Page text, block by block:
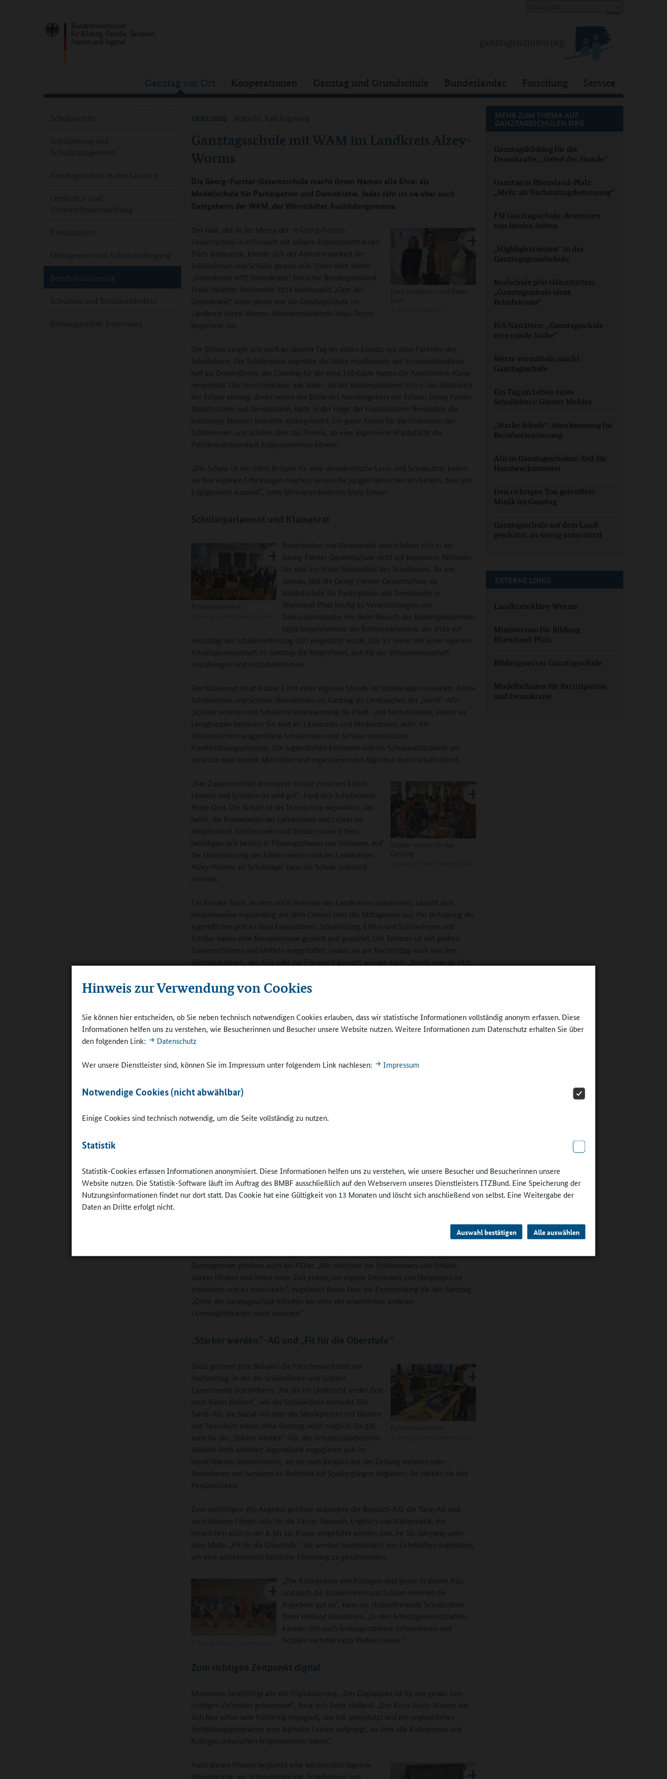
Hinweis zur Verwendung von Cookies
Sie können hier entscheiden, ob Sie neben technisch notwendigen Cookies erlauben, dass wir statistische Informationen vollständig anonym erfassen. Diese
Informationen helfen uns zu verstehen, wie Besucherinnen und Besucher unsere Website nutzen. Weitere Informationen zum Datenschutz erhalten Sie über
den folgenden Link:
Datenschutz
Wer unsere Dienstleister sind, können Sie im Impressum unter folgendem Link nachlesen: Impressum
Notwendige Cookies (nicht abwählbar)
Einige Cookies sind technisch notwendig, um die Seite vollständig zu nutzen.
Statistik
Statistik-Cookies erfassen Informationen anonymisiert. Diese Informationen helfen uns zu verstehen, wie unsere Besucher und Besucherinnen unsere
Website nutzen. Die Statistik-Software läuft im Auftrag des BMBF ausschließlich auf den Webservern unseres Dienstleisters ITZBund. Eine Speicherung der
Nutzungsinformationen findet nur dort statt. Das Cookie hat eine Gültigkeit von 13 Monaten und löscht sich anschließend von selbst. Eine Weitergabe der
Daten an Dritte erfolgt nicht.
Auswahl bestätigen Alle auswählen
Ganztag vor Ort Kooperationen Ganztag und Grundschule Bundesländer Forschung Service
Ganztagsschule mit WAM im Landkreis Alzey-
Worms
10.02.2020 Autor/in: Ralf Augsburg
Die Georg-Forster-Gesamtschule macht ihrem Namen alle Ehre: als
Modellschule für Partizipation und Demokratie. Jedes Jahr ist sie aber auch
Gastgeberin der WAM, der Wörrstädter Ausbildungsmesse.
Der Gast, der in der Mensa der
Georg-Forster-
Gesamtschule in Wörrstadt mit seinem Essenstablett einen
Tisch ansteuerte, konnte sich der Aufmerksamkeit der
Schülerinnen und Schüler gewiss sein. Unter dem Motto
„Demokratie trifft Demokratie‟ besuchte Bundespräsident
Frank-Walther Steinmeier 2018 bundesweit „Orte der
Demokratie“, einer davon war die Ganztagsschule im
Landkreis Alzey-Worms. Ministerpräsidentin Malu Dreyer
begleitete ihn.
Die Schule zeigte sich auch an diesem Tag im vollen Einsatz mit allen Facetten des
Schullebens: Die Schülerband begrüßte die Gäste musikalisch, der Schulsanitätsdienst
half als Ordnerdienst, das Catering für die rund 150 Gäste hatten die Arbeitslehre-Kurse
hergestellt. Die Streicherklasse war dabei, als der Bundespräsident sich in das Gästebuch
der Schule eintrug, direkt neben der Büste des Namensgebers der Schule: Georg Forster,
Naturforscher und Revolutionär, hatte in der Folge der Französischen Revolution die
kurzlebige Mainzer Republik mitbegründet. Ein guter Anlass für die Diskussion der
Schülerinnen und Schüler über das Thema, ob eine allgemeine Wahlpflicht der
Politikverdrossenheit entgegenwirken könnte.
„Die Schule ist ein tolles Beispiel für eine demokratische Lern- und Schulkultur. Indem
sie ihre eigenen Erfahrungen machen, lernen die jungen Menschen am besten, dass sich
Engagement auszahlt‟, lobte Ministerpräsidentin Malu Dreyer.
Schülerparlament und Klassenrat
Partizipation und Demokratie beschränken sich in der
Georg-Forster-Gesamtschule nicht auf besondere Aktionen.
Sie sind ein fester Bestandteil des Schullebens. So wie
damals, lädt die Georg-Forster-Gesamtschule als
Modellschule für Partizipation und Demokratie in
Rheinland-Pfalz häufig zu Veranstaltungen und
Diskussionsrunden ein. Beim Besuch des Bundespräsidenten
tagte beispielsweise das Schülerparlament, das 2016 auf
Vorschlag der Schülervertretung (SV) eingeführt wurde. Die SV bietet mit einer eigenen
Arbeitsgemeinschaft im Ganztag die Möglichkeit, sich für die Schulgemeinschaft
einzubringen und mitzubestimmen.
Der Klassenrat ist ab Klasse 5 mit einer eigenen Stunde im Stundenplan verankert. Ältere
Schülerinnen und Schüler übernehmen im Ganztag als Lerncoaches der „SamS‟-AGs
(Schüler arbeiten mit Schülern) Verantwortung für Fünft- und Sechstklässler, indem sie
Lerngruppen betreuen. Sie sind als Lesescouts und Medienscouts aktiv. Als
Streitschlichter ausgebildete Schülerinnen und Schüler unterstützen
Konfliktlösungsprozesse. Die Jugendlichen kümmern sich im Schulsanitätsdienst um
verletzte oder kranke Mitschüler und organisieren den täglichen Bereitschaftsdienst.
„Der Zusammenhalt an unserer Schule zwischen Eltern,
Lehrern und Schülern ist sehr gut‟, freut sich Schulleiterin
Beate Derr. Die Schule ist als Teamschule organisiert, das
heißt, die Kooperation der Lehrerinnen und Lehrer ist
obligatorisch. Schülerinnen und Schüler sowie Eltern
beteiligen sich bereits in Planungsphasen von Vorhaben. Auf
die Unterstützung des Fördervereins und des Landkreises
Alzey-Worms als Schulträger kann die Schule jederzeit
rechnen.
Ein Runder Tisch, an dem auch Vertreter des Landkreises teilnehmen, tauscht sich
beispielsweise regelmäßig mit dem Caterer über das Mittagessen aus. Per Befragung der
Jugendlichen gibt es dazu Evaluationen. Schulleitung, Eltern und Schülerinnen und
Schüler haben eine Mensaterrasse geplant und gestaltet. Die Terrasse ist mit großen
Sonnenschirmen und Möbeln ausgestattet, sodass sie am Nachmittag auch von den
Ganztagsklassen, den AGs oder zur Freiarbeit genutzt werden kann. „Wenn man da sitzt,
Seit dem Schuljahr 2005/2006 arbeitet die 1993 gegründete Gesamtschule, die sich das
Gebäude und weitläufige Gelände mit der
Schülerinnen und Schüler besuchen die Gesamtschule, begleitet von 92 Lehrkräften, fünf
allesamt ehemalige Schülerinnen und Schüler.
Einweihung der
Mensaterrasse
Georg-Forster-Gesamtschule
von vier Klassen als gebundene Ganztagsklassen organisiert.
Betreuung, um Familie und Beruf vereinbaren zu können.
Schulleiterin Beate Derr und ihre Stellvertreterin Doris
Holland haben schon oft von Eltern gehört, dass die
Das Ganztagsteam um Koordinatorin Katharina Brandt wirkt in einem eigenen, separaten
Ganztagsgebäude. In dem befinden sich die Mensa, ein Teamraum, ein Ruheraum, ein
Ganztagsteam gehören auch die FSJler. „Wir möchten die Schülerinnen und Schüler
stärker fördern und ihnen mehr Zeit geben, um eigene Interessen und Neigungen zu
entdecken und zu entwickeln‟, begründet Beate Derr die Entscheidung für den Ganztag.
„Ohne die Ganztagsschule könnten wir viele der erweiterten, anderen
Lernmöglichkeiten nicht anbieten.‟
„Stärker werden‟-AG und „Fit für die Oberstufe‟
Dazu gehören zum Beispiel die Forscherwerkstatt am
Nachmittag, in der die Schülerinnen und Schüler
Experimente durchführen, „für die im Unterricht weder Zeit
noch Raum bleiben‟, wie die Schulleiterin bemerkt. Die
SamS-AG, die Sozial-AG oder das Musikprojekt mit Bläsern
und Streichern wären ohne Ganztag nicht möglich. Da gilt
auch für die „Stärker werden‟-AG, die Schulsozialarbeiterin
Melanie Roth anbietet: Jugendliche engagieren sich im
benachbarten Seniorenheim, wo sie zum Beispiel aus der Zeitung vorlesen oder
Seniorinnen und Senioren im Rollstuhl auf Spaziergängen begleiten. So stärken sie ihre
Persönlichkeit.
Zum vielfältigen AG-Angebot gehören außerdem die Russisch-AG, die Tanz-AG und
verschiedene Förder-AGs für die Fächer Deutsch, Englisch und Mathematik, die
inzwischen auch in der 8. bis 10. Klasse eingeführt worden sind, im 10. Jahrgang unter
dem Motto „Fit für die Oberstufe‟. Sie werden hauptsächlich von Lehrkräften angeboten,
um eine professionelle fachliche Förderung zu gewährleisten.
„Die Kolleginnen und Kollegen sind gerne in diesen AGs,
und auch die Schülerinnen und Schüler nehmen die
Angebote gut an‟, kann die stellvertretende Schulleiterin
Doris Holland bilanzieren. „In den Arbeitsgemeinschaften
können sich auch leistungsstärkere Schülerinnen und
Schüler nochmal extra fördern lassen.‟
Zum richtigen Zeitpunkt digital
Momentan beschäftigt alle die Digitalisierung. „Der Digitalpakt ist für uns genau zum
richtigen Zeitpunkt gekommen‟, freut sich Doris Holland. „Der Kreis Alzey-Worms hat
sich hier schon sehr frühzeitig engagiert, uns toll unterstützt und ein unglaubliches
Fortbildungsprogramm zum digitalen Lernen aufgelegt, an dem alle Kolleginnen und
Kollegen inzwischen teilgenommen haben.‟
Auch diesen Prozess begleitet eine wöchentlich tagende
Steuergruppe aus Schulelternbeirat, Schulleitung und
MEHR ZUM THEMA AUF
GANZTAGSSCHULEN.ORG
Ganztagsbildung für die
Demokratie: „Gebot der Stunde“
Ganztag in Rheinland-Pfalz:
„Mehr als Nachmittagsbetreuung“
FSJ Ganztagsschule: Bestnoten
von beiden Seiten
„Highlights setzen“ in der
Ganztagsgrundschule
Realschule plus Hahnstätten:
„Ganztagsschule ohne
Brimborium“
IGS Nastätten: „Ganztagsschule –
eine runde Sache“
Werte vermitteln macht
Ganztagsschule
Ein Tag im Leben eines
Schulleiters: Günter Mehles
„Starke Schule“: Anerkennung für
Berufsorientierung
AGs in Ganztagsschulen: Zeit für
Handwerksmeister
Den richtigen Ton getroffen:
Musik im Ganztag
Ganztagsschule auf dem Land:
geschätzt, zu wenig unterstützt
EXTERNE LINKS
Landkreis Alzey-Worms
Ministerium für Bildung
Rheinland-Pfalz
Bildungsserver Ganztagsschule
Modellschulen für Partizipation
und Demokratie
Schulporträts
Schulleitung und
Schulmanagement
Ganztagsschule in den Ländern
Lernkultur und
Unterrichtsentwicklung
Partizipation
Mittagessen und Schulverpflegung
Berufsorientierung
Schulbau und Schularchitektur
Bildungspolitik: Interviews